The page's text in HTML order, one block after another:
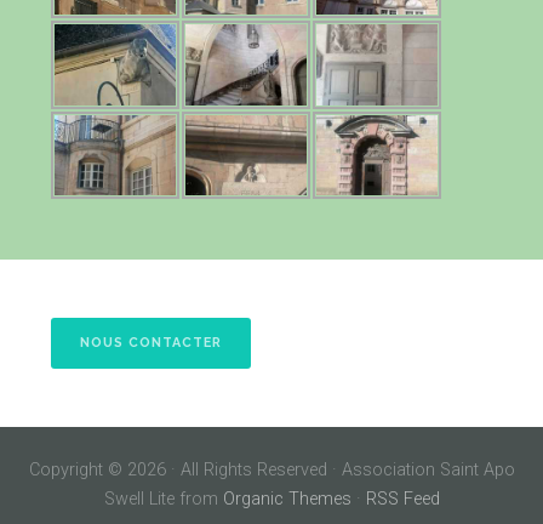
NOUS CONTACTER
Copyright © 2026 · All Rights Reserved · Association Saint Apo
Swell Lite from Organic Themes · RSS Feed